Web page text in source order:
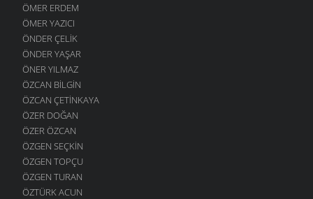
ÖMER ERDEM
ÖMER YAZICI
ÖNDER ÇELIK
ÖNDER YAŞAR
ÖNER YILMAZ
ÖZCAN BILGIN
ÖZCAN ÇETINKAYA
ÖZER DOĞAN
ÖZER ÖZCAN
ÖZGEN SEÇKIN
ÖZGEN TOPÇU
ÖZGEN TURAN
ÖZTÜRK ACUN